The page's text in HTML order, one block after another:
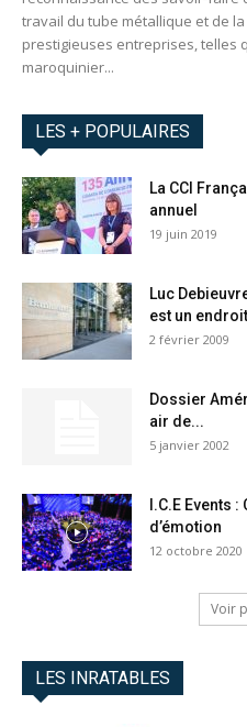
travail du tube métallique et de la
prestigieuses entreprises, telles
maroquinier...
LES + POPULAIRES
La CCI
annuel
19 juin 2019
Luc
est un
2 février 2009
Dossier
air de...
5 janvier 2002
I.C.E Events
d’émotion
12 octobre 2020
Voir
LES INRATABLES